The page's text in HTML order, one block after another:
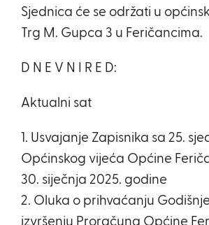
Sjednica će se održati u
Trg M. Gupca 3 u Feričancima.
D N E V N I R E D:
Aktualni sat
1. Usvajanje Zapisnika sa 25.
Općinskog vijeća Općine
30. siječnja 2025. godine
2. Oluka o prihvaćanju
izvršenju Proračuna Općine